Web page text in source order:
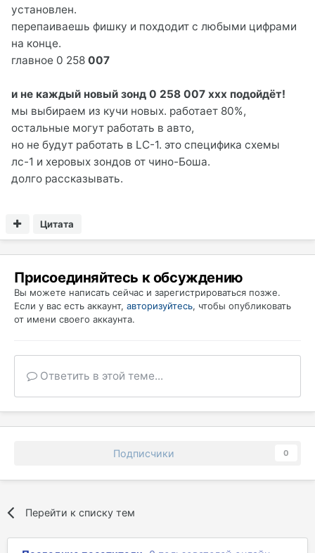
установлен.
перепаиваешь фишку и похдодит с любыми цифрами
на конце.
главное 0 258 007
и не каждый новый зонд 0 258 007 ххх подойдёт!
мы выбираем из кучи новых. работает 80%,
остальные могут работать в авто,
но не будут работать в LC-1. это специфика схемы
лс-1 и херовых зондов от чино-Боша.
долго рассказывать.
Цитата
Присоединяйтесь к обсуждению
Вы можете написать сейчас и зарегистрироваться позже.
Если у вас есть аккаунт, авторизуйтесь, чтобы опубликовать
от имени своего аккаунта.
Ответить в этой теме...
Подписчики 0
Перейти к списку тем